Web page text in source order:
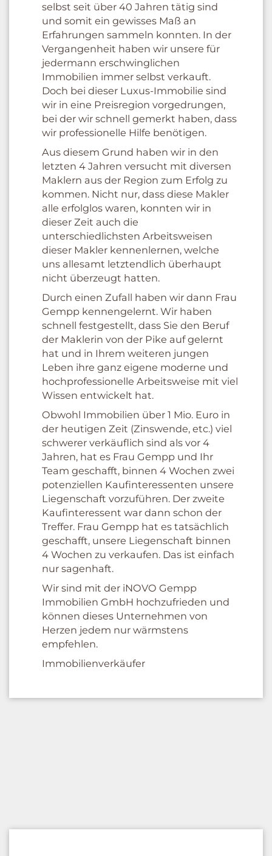
selbst seit über 40 Jahren tätig sind
und somit ein gewisses Maß an
Erfahrungen sammeln konnten. In der
Vergangenheit haben wir unsere für
jedermann erschwinglichen
Immobilien immer selbst verkauft.
Doch bei dieser Luxus-Immobilie sind
wir in eine Preisregion vorgedrungen,
bei der wir schnell gemerkt haben, dass
wir professionelle Hilfe benötigen.
Aus diesem Grund haben wir in den
letzten 4 Jahren versucht mit diversen
Maklern aus der Region zum Erfolg zu
kommen. Nicht nur, dass diese Makler
alle erfolglos waren, konnten wir in
dieser Zeit auch die
unterschiedlichsten Arbeitsweisen
dieser Makler kennenlernen, welche
uns allesamt letztendlich überhaupt
nicht überzeugt hatten.
Durch einen Zufall haben wir dann Frau
Gempp kennengelernt. Wir haben
schnell festgestellt, dass Sie den Beruf
der Maklerin von der Pike auf gelernt
hat und in Ihrem weiteren jungen
Leben ihre ganz eigene moderne und
hochprofessionelle Arbeitsweise mit viel
Wissen entwickelt hat.
Obwohl Immobilien über 1 Mio. Euro in
der heutigen Zeit (Zinswende, etc.) viel
schwerer verkäuflich sind als vor 4
Jahren, hat es Frau Gempp und Ihr
Team geschafft, binnen 4 Wochen zwei
potenziellen Kaufinteressenten unsere
Liegenschaft vorzuführen. Der zweite
Kaufinteressent war dann schon der
Treffer. Frau Gempp hat es tatsächlich
geschafft, unsere Liegenschaft binnen
4 Wochen zu verkaufen. Das ist einfach
nur sagenhaft.
Wir sind mit der iNOVO Gempp
Immobilien GmbH hochzufrieden und
können dieses Unternehmen von
Herzen jedem nur wärmstens
empfehlen.
Immobilienverkäufer